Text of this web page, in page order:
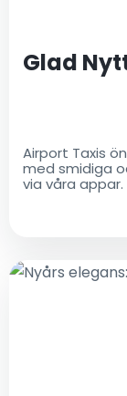
Glad
Airport Taxis
med smidiga
via våra appar.